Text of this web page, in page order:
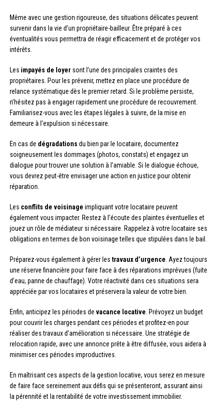
Même avec une gestion rigoureuse, des situations délicates peuvent
survenir dans la vie d’un propriétaire-bailleur. Être préparé à ces
éventualités vous permettra de réagir efficacement et de protéger vos
intérêts.
Les impayés de loyer sont l’une des principales craintes des
propriétaires. Pour les prévenir, mettez en place une procédure de
relance systématique dès le premier retard. Si le problème persiste,
n’hésitez pas à engager rapidement une procédure de recouvrement.
Familiarisez-vous avec les étapes légales à suivre, de la mise en
demeure à l’expulsion si nécessaire.
En cas de dégradations du bien par le locataire, documentez
soigneusement les dommages (photos, constats) et engagez un
dialogue pour trouver une solution à l’amiable. Si le dialogue échoue,
vous devrez peut-être envisager une action en justice pour obtenir
réparation.
Les conflits de voisinage impliquant votre locataire peuvent
également vous impacter. Restez à l’écoute des plaintes éventuelles et
jouez un rôle de médiateur si nécessaire. Rappelez à votre locataire ses
obligations en termes de bon voisinage telles que stipulées dans le bail.
Préparez-vous également à gérer les travaux d’urgence . Ayez toujours
une réserve financière pour faire face à des réparations imprévues (fuite
d’eau, panne de chauffage). Votre réactivité dans ces situations sera
appréciée par vos locataires et préservera la valeur de votre bien.
Enfin, anticipez les périodes de vacance locative . Prévoyez un budget
pour couvrir les charges pendant ces périodes et profitez-en pour
réaliser des travaux d’amélioration si nécessaire. Une stratégie de
relocation rapide, avec une annonce prête à être diffusée, vous aidera à
minimiser ces périodes improductives.
En maîtrisant ces aspects de la gestion locative, vous serez en mesure
de faire face sereinement aux défis qui se présenteront, assurant ainsi
la pérennité et la rentabilité de votre investissement immobilier.